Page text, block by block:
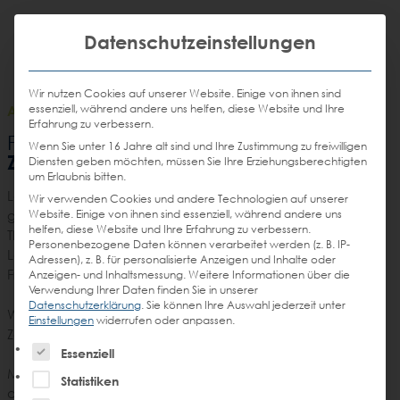
Promotions
Email
senden
Anrufen
DE
AGENCY/12.04.2019
Früh-Shoppen Folge 13:Handzettel –
Zeitloser Klassiker
Längst nicht mehr nur reines Angebotsblatt, sondern heute
gefüllt mit Mehrwerten für den Shopper und ganzen
Themenwelten, hält sich der Handzettel immer noch am
Leben. In manchen Branchen und Regionen bleibt er der
Frequenzbringer schlechthin.
Wie lange kann sich der klassische Handzettel wohl in
Zeiten der Digitalisierung noch behaupten?
Mit dieser und noch viel mehr Fragen beschäftigen sich in
dieser Folge von „Früh-Shoppen“ Peter Dräger, Lars Roisch
Datenschutzeinstellungen
Wir nutzen Cookies auf unserer Website. Einige von ihnen sind
essenziell, während andere uns helfen, diese Website und Ihre
Erfahrung zu verbessern.
Wenn Sie unter 16 Jahre alt sind und Ihre Zustimmung zu freiwilligen
Diensten geben möchten, müssen Sie Ihre Erziehungsberechtigten
um Erlaubnis bitten.
Wir verwenden Cookies und andere Technologien auf unserer
Website. Einige von ihnen sind essenziell, während andere uns
helfen, diese Website und Ihre Erfahrung zu verbessern.
Personenbezogene Daten können verarbeitet werden (z. B. IP-
Adressen), z. B. für personalisierte Anzeigen und Inhalte oder
Anzeigen- und Inhaltsmessung. Weitere Informationen über die
Verwendung Ihrer Daten finden Sie in unserer
Datenschutzerklärung. Sie können Ihre Auswahl jederzeit unter
Einstellungen widerrufen oder anpassen.
Es folgt eine Liste der Service-Gruppen, für die eine
Essenziell
Statistiken